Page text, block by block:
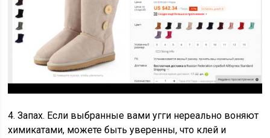
4. Запах. Если выбранные вами угги нереально воняют
химикатами, можете быть уверенны, что клей и